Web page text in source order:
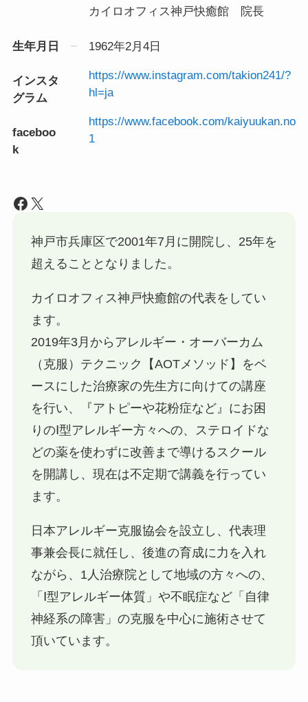
カイロオフィス神戸快癒館 院長
生年月日
インスタ
グラム
faceboo
k
1962年2月4日
https://www.instagram.com/takion241/?
hl=ja
https://www.facebook.com/kaiyuukan.no
1
Facebook
X
神戸市兵庫区で2001年7月に開院し、25年を
超えることとなりました。
カイロオフィス神戸快癒館の代表をしてい
ます。
2019年3月からアレルギー・オーバーカム
（克服）テクニック【AOTメソッド】をベ
ースにした治療家の先生方に向けての講座
を行い、『アトピーや花粉症など』にお困
りのⅠ型アレルギー方々への、ステロイドな
どの薬を使わずに改善まで導けるスクール
を開講し、現在は不定期で講義を行ってい
ます。
日本アレルギー克服協会を設立し、代表理
事兼会長に就任し、後進の育成に力を入れ
ながら、1人治療院として地域の方々への、
「Ⅰ型アレルギー体質」や不眠症など「自律
神経系の障害」の克服を中心に施術させて
頂いています。